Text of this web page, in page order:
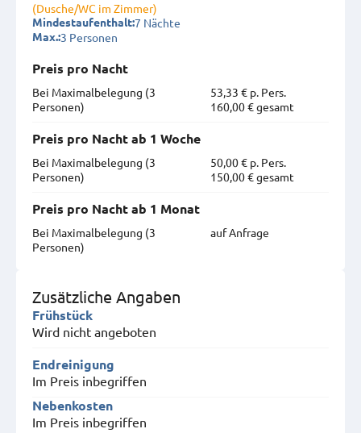
(Dusche/WC im Zimmer)
Mindestaufenthalt:7 Nächte
Max.:3 Personen
Preis pro Nacht
Bei Maximal­belegung (3
Personen)
53,33 € p. Pers.
160,00 € gesamt
Preis pro Nacht ab 1 Woche
Bei Maximal­belegung (3
Personen)
50,00 € p. Pers.
150,00 € gesamt
Preis pro Nacht ab 1 Monat
Bei Maximal­belegung (3
Personen)
auf Anfrage
Zusätzliche Angaben
Frühstück
Wird nicht angeboten
Endreinigung
Im Preis inbegriffen
Nebenkosten
Im Preis inbegriffen